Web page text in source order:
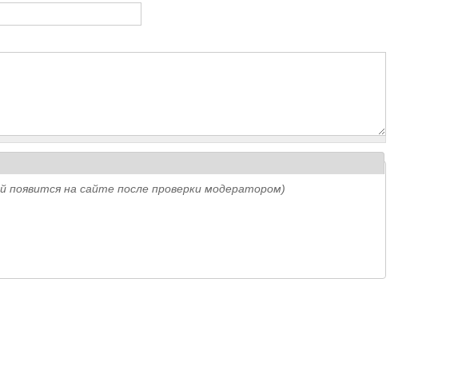
на сайте после проверки модератором)